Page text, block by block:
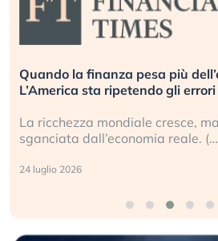
Quando la finanza pesa più
L’America sta ripetendo gli
La ricchezza mondiale cresce,
sganciata dall’economia reale.
24 luglio 2026